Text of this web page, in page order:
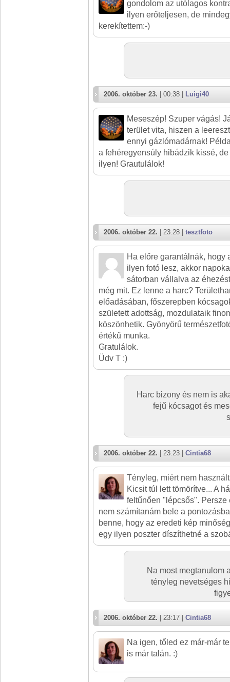
gondolom az utólagos
ilyen erőteljesen, de
kerekítettem:-)
2006. október 23. | 00:38 | Luigi40
Meseszép! Szuper vágás!
terület vita, hiszen a
ennyi gázlómadárnak!
a fehéregyensúly hibádzik kissé,
ilyen! Grautulálok!
2006. október 22. | 23:28 | tesztfoto
Ha előre garantálnák, hogy
ilyen fotó lesz, akkor
sátorban vállalva az
még mit. Ez lenne a harc?
előadásában, főszerepben
született adottság, mozdulataik
köszönhetik. Gyönyörű
értékű munka.
Gratulálok.
Üdv T :)
Harc bizony és nem is
fejű kócsagot és
2006. október 22. | 23:23 | Cintia68
Tényleg, miért nem
Kicsit túl lett tömörítve... A
feltűnően "lépcsős". Persze
nem számítanám bele a
benne, hogy az eredeti kép
egy ilyen poszter díszíthetné a
Na most megtanulom
tényleg nevetséges
2006. október 22. | 23:17 | Cintia68
Na igen, tőled ez már-már
is már talán. :)